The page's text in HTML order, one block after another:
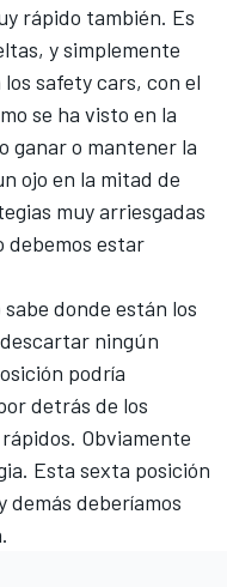
rápido también. Es
y simplemente
safety cars, con el
se ha visto en la
ganar o mantener la
ojo en la mitad de
muy arriesgadas
debemos estar
donde están los
ningún
podría
detrás de los
Obviamente
Esta sexta posición
demás deberíamos